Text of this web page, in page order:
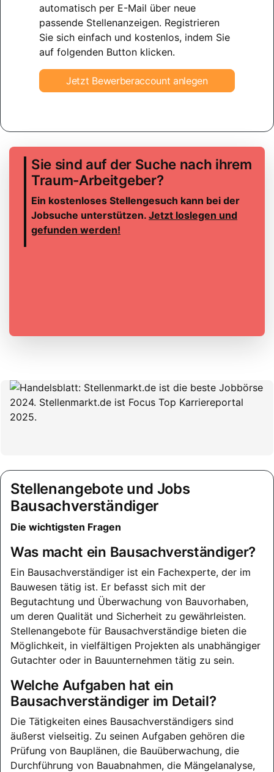
automatisch per E-Mail über neue
passende Stellenanzeigen. Registrieren
Sie sich einfach und kostenlos, indem Sie
auf folgenden Button klicken.
Jetzt Bewerberaccount anlegen
Sie sind auf der Suche nach ihrem
Traum-Arbeitgeber?
Ein kostenloses Stellengesuch kann bei der
Jobsuche unterstützen. Jetzt loslegen und
gefunden werden!
Stellenangebote und Jobs
Bausachverständiger
Die wichtigsten Fragen
Was macht ein Bausachverständiger?
Ein Bausachverständiger ist ein Fachexperte, der im
Bauwesen tätig ist. Er befasst sich mit der
Begutachtung und Überwachung von Bauvorhaben,
um deren Qualität und Sicherheit zu gewährleisten.
Stellenangebote für Bausachverständige bieten die
Möglichkeit, in vielfältigen Projekten als unabhängiger
Gutachter oder in Bauunternehmen tätig zu sein.
Welche Aufgaben hat ein
Bausachverständiger im Detail?
Die Tätigkeiten eines Bausachverständigers sind
äußerst vielseitig. Zu seinen Aufgaben gehören die
Prüfung von Bauplänen, die Bauüberwachung, die
Durchführung von Bauabnahmen, die Mängelanalyse,